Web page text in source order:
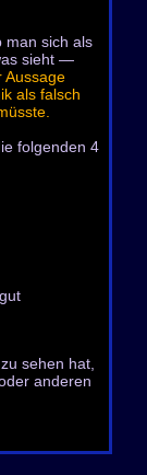
man sich als
sieht —
Aussage
als falsch
folgenden 4
sehen hat,
anderen